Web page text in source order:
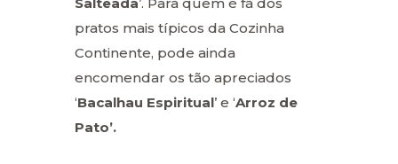
pratos mais típicos da Cozinha
Continente, pode ainda
encomendar os tão apreciados
‘Bacalhau Espiritual’ e ‘Arroz de
Pato’.